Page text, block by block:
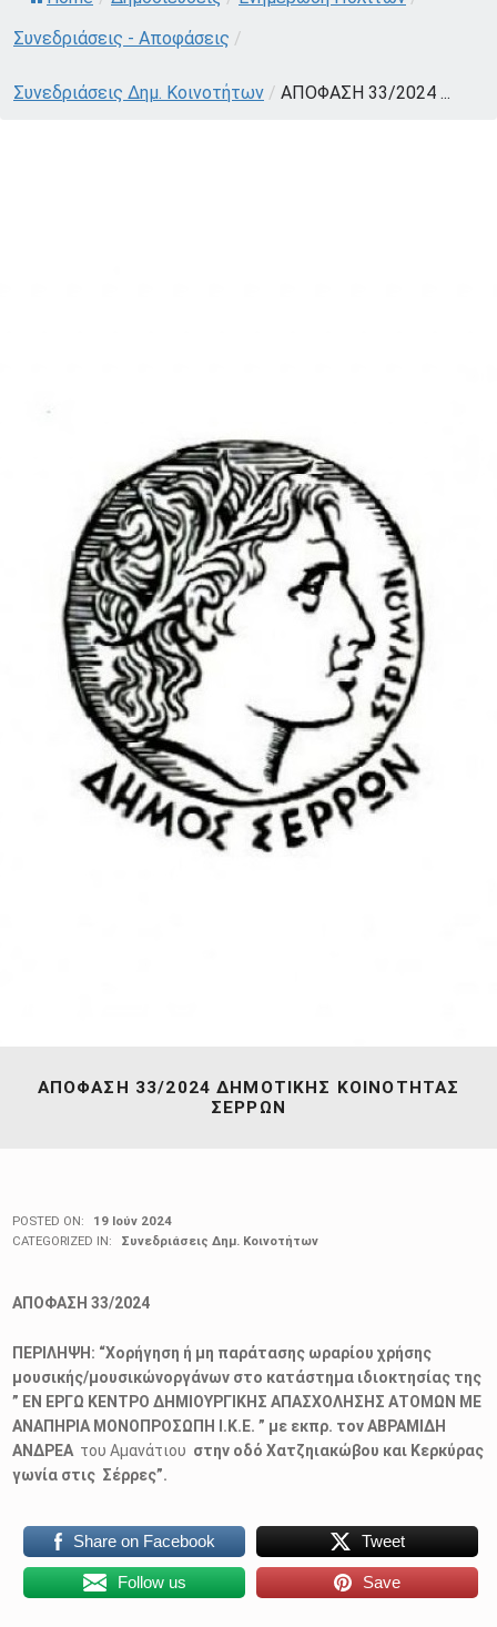
Συνεδριάσεις - Αποφάσεις /
Συνεδριάσεις Δημ. Κοινοτήτων / ΑΠΟΦΑΣΗ 33/2024 ...
ΑΠΟΦΑΣΗ 33/2024 ΔΗΜΟΤΙΚΗΣ ΚΟΙΝΟΤΗΤΑΣ
ΣΕΡΡΩΝ
POSTED ON:
19 Ιούν 2024
CATEGORIZED IN:
Συνεδριάσεις Δημ. Κοινοτήτων
ΑΠΟΦΑΣΗ 33/2024
ΠΕΡΙΛΗΨΗ: “Χορήγηση ή μη παράτασης ωραρίου χρήσης
μουσικής/μουσικώνοργάνων στο κατάστημα ιδιοκτησίας της
” ΕΝ ΕΡΓΩ ΚΕΝΤΡΟ ΔΗΜΙΟΥΡΓΙΚΗΣ ΑΠΑΣΧΟΛΗΣΗΣ ΑΤΟΜΩΝ ΜΕ
ΑΝΑΠΗΡΙΑ ΜΟΝΟΠΡΟΣΩΠΗ Ι.Κ.Ε. ” με εκπρ. τον ΑΒΡΑΜΙΔΗ
ΑΝΔΡΕΑ του Αμανάτιου στην οδό Χατζηιακώβου και Κερκύρας
γωνία στις Σέρρες”.
Share on Facebook Tweet
Follow us Save